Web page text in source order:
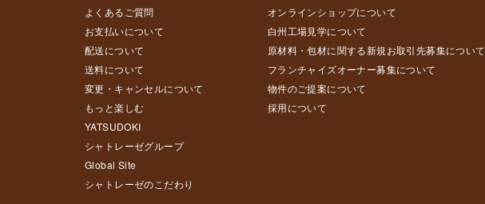
よくあるご質問
お支払いについて
配送について
送料について
変更・キャンセルについて
もっと楽しむ
YATSUDOKI
シャトレーゼグループ
Global Site
シャトレーゼのこだわり
オンラインショップについて
白州工場見学について
原材料・包材に関する新規お取引先募集について
フランチャイズオーナー募集について
物件のご提案について
採用について